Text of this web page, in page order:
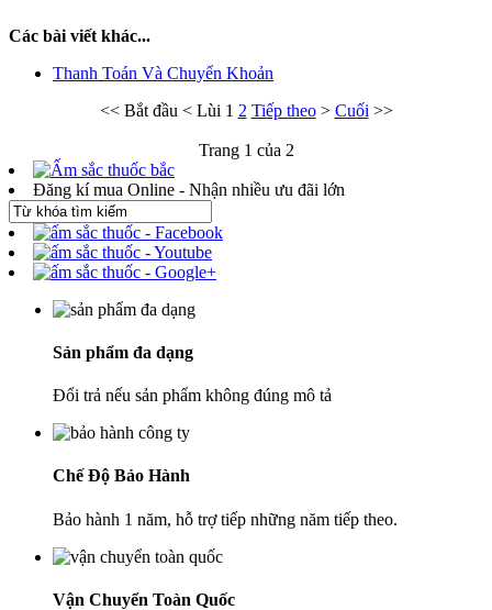
Các bài viết khác...
Thanh Toán Và Chuyển Khoản
<< Bắt đầu < Lùi 1 2 Tiếp theo> Cuối >>
Trang 1 của 2
Đăng kí mua Online - Nhận nhiều ưu đãi lớn
Sản phẩm đa dạng
Đổi trả nếu sản phẩm không đúng mô tả
Chế Độ Bảo Hành
Bảo hành 1 năm, hỗ trợ tiếp những năm tiếp theo.
Vận Chuyển Toàn Quốc